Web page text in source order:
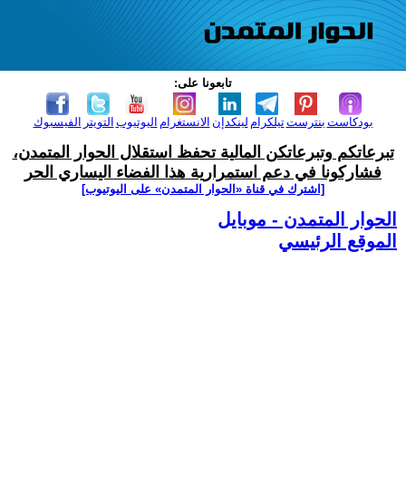
تابعونا على:
الفيسبوك التويتر اليوتيوب الانستغرام لينكدإن تيلكرامبنترست بودكاست
تبرعاتكم وتبرعاتكن المالية تحفظ استقلال الحوار المتمدن،
فشاركونا في دعم استمرارية هذا الفضاء اليساري الحر
[اشترك في قناة ‫«الحوار المتمدن» على اليوتيوب]
الحوار المتمدن - موبايل
الموقع الرئيسي